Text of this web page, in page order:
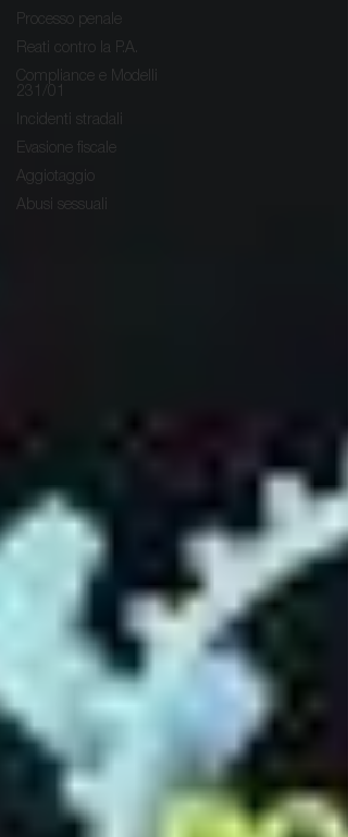
Processo penale
Reati contro la P.A.
Compliance e Modelli
231/01
Incidenti stradali
Evasione fiscale
Aggiotaggio
Abusi sessuali